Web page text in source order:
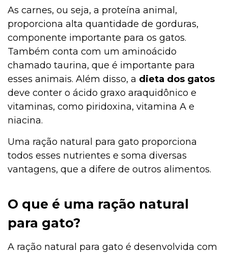
As carnes, ou seja, a proteína animal,
proporciona alta quantidade de gorduras,
componente importante para os gatos.
Também conta com um aminoácido
chamado taurina, que é importante para
esses animais. Além disso, a dieta dos gatos
deve conter o ácido graxo araquidônico e
vitaminas, como piridoxina, vitamina A e
niacina.
Uma ração natural para gato proporciona
todos esses nutrientes e soma diversas
vantagens, que a difere de outros alimentos.
O que é uma ração natural
para gato?
A ração natural para gato é desenvolvida com